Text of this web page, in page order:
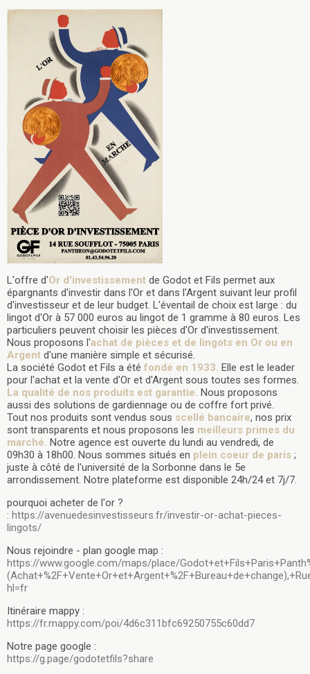
L'offre d'Or d'investissement de Godot et Fils permet aux
épargnants d'investir dans l'Or et dans l'Argent suivant leur profil
d'investisseur et de leur budget. L'éventail de choix est large : du
lingot d'Or à 57 000 euros au lingot de 1 gramme à 80 euros. Les
particuliers peuvent choisir les pièces d'Or d'investissement.
Nous proposons l'achat de pièces et de lingots en Or ou en
Argent d'une manière simple et sécurisé.
La société Godot et Fils a été fondé en 1933. Elle est le leader
pour l'achat et la vente d'Or et d'Argent sous toutes ses formes.
La qualité de nos produits est garantie. Nous proposons
aussi des solutions de gardiennage ou de coffre fort privé.
Tout nos produits sont vendus sous scellé bancaire, nos prix
sont transparents et nous proposons les meilleurs primes du
marché. Notre agence est ouverte du lundi au vendredi, de
09h30 à 18h00. Nous sommes situés en plein coeur de paris ;
juste à côté de l'université de la Sorbonne dans le 5e
arrondissement. Notre plateforme est disponible 24h/24 et 7j/7.
pourquoi acheter de l'or ?
: https://avenuedesinvestisseurs.fr/investir-or-achat-pieces-
lingots/
Nous rejoindre - plan google map :
https://www.google.com/maps/place/
hl=fr
Itinéraire mappy :
https://fr.mappy.com/poi/4d6c311bfc69250755c60dd7
Notre page google :
https://g.page/godotetfils?share